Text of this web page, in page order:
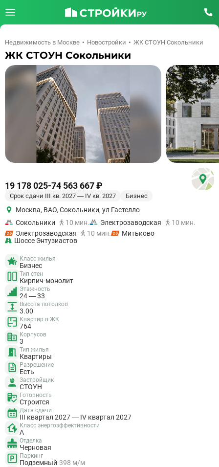
Недвижимость в Москве Новостройки ЖК СТОУН Сокольники
ЖК СТОУН Сокольники
19 178 025-74 563 667 ₽
Срок сдачи III кв. 2027 — IV кв. 2027 Бизнес
Москва, ВАО, Сокольники, ул Гастелло
Сокольники
10 мин. Электрозаводская
10 мин.
Электрозаводская
10 мин.
Митьково
Шоссе Энтузиастов
Класс жилья
Бизнес
Тип стен
Кирпич-монолит
Этажность
24 — 33
Высота потолков
3.00
Квартир в ЖК
764
Корпусов
3
Тип жилья
Квартиры
Разрешение
Есть
Застройщик
СТОУН
Готовность
Строится
Дата сдачи
III квартал 2027 — IV квартал 2027
Класс энергоэффективности
A
Отделка
Черновая
Паркинг
Подземный 398 м/м